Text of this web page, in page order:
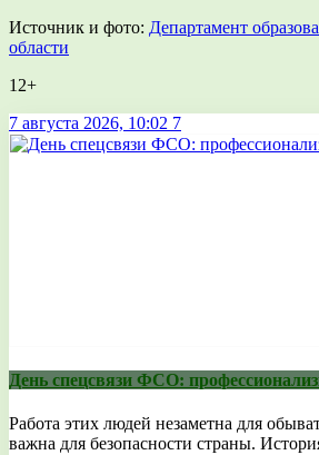
Источник и фото: Департамент
области
12+
7 августа 2026, 10:02 7
День спецсвязи ФСО:
Работа этих людей незаметна для
важна для безопасности страны.